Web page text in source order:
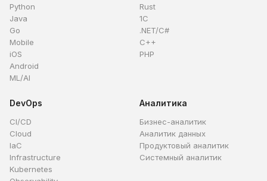
Python
Java
Go
Mobile
iOS
Android
ML/AI
Rust
1C
.NET/C#
C++
PHP
DevOps
CI/CD
Cloud
IaC
Infrastructure
Kubernetes
Аналитика
Бизнес-аналитик
Аналитик данных
Продуктовый аналитик
Системный аналитик